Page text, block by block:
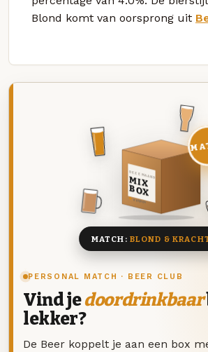
Blond komt van oorsprong uit
PERSONAL MATCH · BEER CLUB
Vind jedoordrinkbaar
lekker?
De Beer koppelt je aan een box
DEZE MAAND
MIX
BOX
8 BIEREN
MATCH: BLOND &